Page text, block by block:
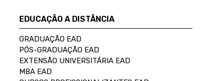
EDUCAÇÃO A DISTÂNCIA
GRADUAÇÃO EAD
PÓS-GRADUAÇÃO EAD
EXTENSÃO UNIVERSITÁRIA EAD
MBA EAD